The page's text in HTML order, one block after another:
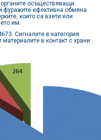
осъществяващи
фуражите ефективна обмяна
които са взети или
им.
Сигналите в категория
в контакт с храни